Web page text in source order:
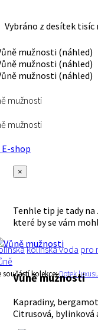
Vybráno z desítek tisíc
mužnosti
mužnosti
shop
×
Tenhle tip je tady na
které by se vám
kolínská voda pro
součástí kolekce:Dotek luxusu
Vůně mužnosti
Kapradiny,
Citrusová,